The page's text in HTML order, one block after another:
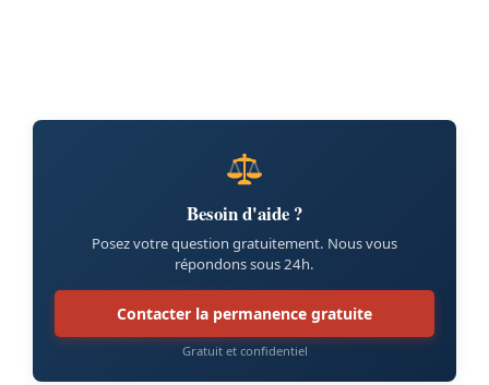
Besoin d'aide ?
Posez votre question gratuitement. Nous vous
répondons sous 24h.
Contacter la permanence gratuite
Gratuit et confidentiel